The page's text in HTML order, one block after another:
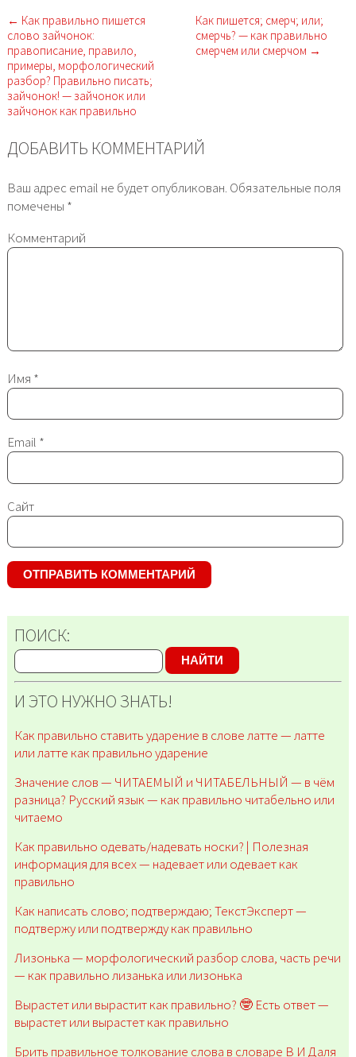
← Как правильно пишется
слово зайчонок:
правописание, правило,
примеры, морфологический
разбор? Правильно писать;
зайчонок! — зайчонок или
зайчонок как правильно
Как пишется; смерч; или;
смерчь? — как правильно
смерчем или смерчом →
ДОБАВИТЬ КОММЕНТАРИЙ
Ваш адрес email не будет опубликован. Обязательные поля
помечены *
Комментарий
Имя *
Email *
Сайт
ПОИСК:
НАЙТИ
И ЭТО НУЖНО ЗНАТЬ!
Как правильно ставить ударение в слове латте — латте
или латте как правильно ударение
Значение слов — ЧИТАЕМЫЙ и ЧИТАБЕЛЬНЫЙ — в чём
разница? Русский язык — как правильно читабельно или
читаемо
Как правильно одевать/надевать носки? | Полезная
информация для всех — надевает или одевает как
правильно
Как написать слово; подтверждаю; ТекстЭксперт —
подтвержу или подтвержду как правильно
Лизонька — морфологический разбор слова, часть речи
— как правильно лизанька или лизонька
Вырастет или вырастит как правильно? 🤓 Есть ответ —
вырастет или вырастет как правильно
Брить правильное толкование слова в словаре В И Даля